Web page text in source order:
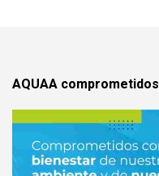
AQUAA comprometidos